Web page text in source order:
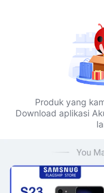
Produk yang
Download aplikasi